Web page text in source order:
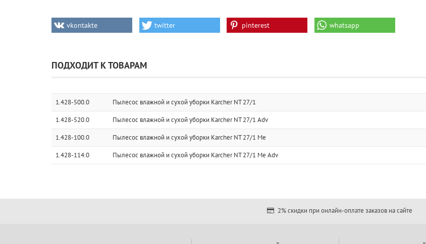
vkontakte twitter pinterest whatsapp
ПОДХОДИТ К ТОВАРАМ
1.428-500.0 Пылесос влажной и сухой уборки Karcher NT 27/1
1.428-520.0 Пылесос влажной и сухой уборки Karcher NT 27/1 Adv
1.428-100.0 Пылесос влажной и сухой уборки Karcher NT 27/1 Me
1.428-114.0 Пылесос влажной и сухой уборки Karcher NT 27/1 Me Adv
2% скидки при онлайн-оплате заказов на сайте